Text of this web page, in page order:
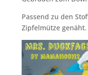
Passend zu den
Zipfelmütze genäht.